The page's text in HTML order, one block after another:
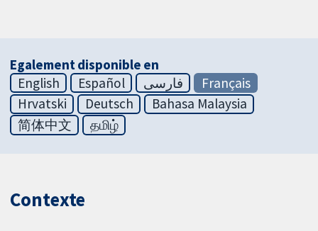
Egalement disponible en
English
Español فارسی
Français
Hrvatski
Deutsch
Bahasa Malaysia
简体中文
தமிழ்
Contexte